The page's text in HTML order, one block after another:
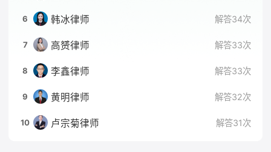
6 韩冰律师 解答34次
7 高赟律师 解答33次
8 李鑫律师 解答33次
9 黄明律师 解答32次
10 卢宗菊律师 解答31次